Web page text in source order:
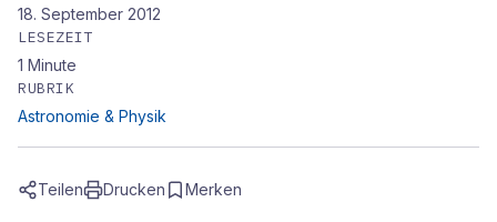
18. September 2012
LESEZEIT
1 Minute
RUBRIK
Astronomie & Physik
Teilen Drucken Merken